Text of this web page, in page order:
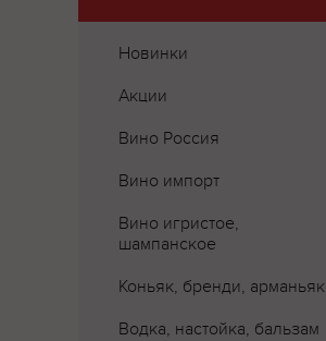
Новинки
Акции
Вино Россия
Вино импорт
Вино игристое,
шампанское
Коньяк, бренди, арманьяк
Водка, настойка, бальзам